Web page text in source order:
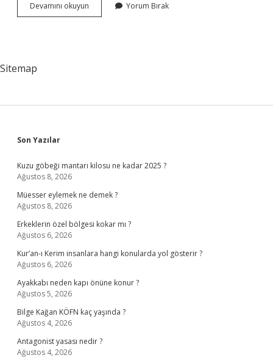
Devamını okuyun
Bandı
Yorum Bırak
Sitemap
Sidebar
Son Yazılar
Kuzu göbeği mantarı kilosu ne kadar 2025 ?
Ağustos 8, 2026
Müesser eylemek ne demek ?
Ağustos 8, 2026
Erkeklerin özel bölgesi kokar mı ?
Ağustos 6, 2026
Kur’an-ı Kerim insanlara hangi konularda yol gösterir ?
Ağustos 6, 2026
Ayakkabı neden kapı önüne konur ?
Ağustos 5, 2026
Bilge Kağan KÖFN kaç yaşında ?
Ağustos 4, 2026
Antagonist yasası nedir ?
Ağustos 4, 2026